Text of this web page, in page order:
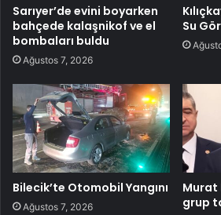
Sarıyer’de evini boyarken
bahçede kalaşnikof ve el
bombaları buldu
Ağustos 7, 2026
Su
Bilecik’te Otomobil Yangını
Ağustos 7, 2026
Murat
grup